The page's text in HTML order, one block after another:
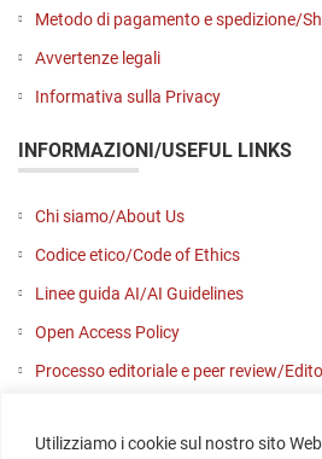
Utilizziamo i cookie sul nostro sito
Metodo di pagamento e spedizione/
Avvertenze legali
Informativa sulla Privacy
INFORMAZIONI/USEFUL LINKS
Chi siamo/About Us
Codice etico/Code of Ethics
Linee guida AI/AI Guidelines
Open Access Policy
Processo editoriale e peer review/
Contattaci/Contact us